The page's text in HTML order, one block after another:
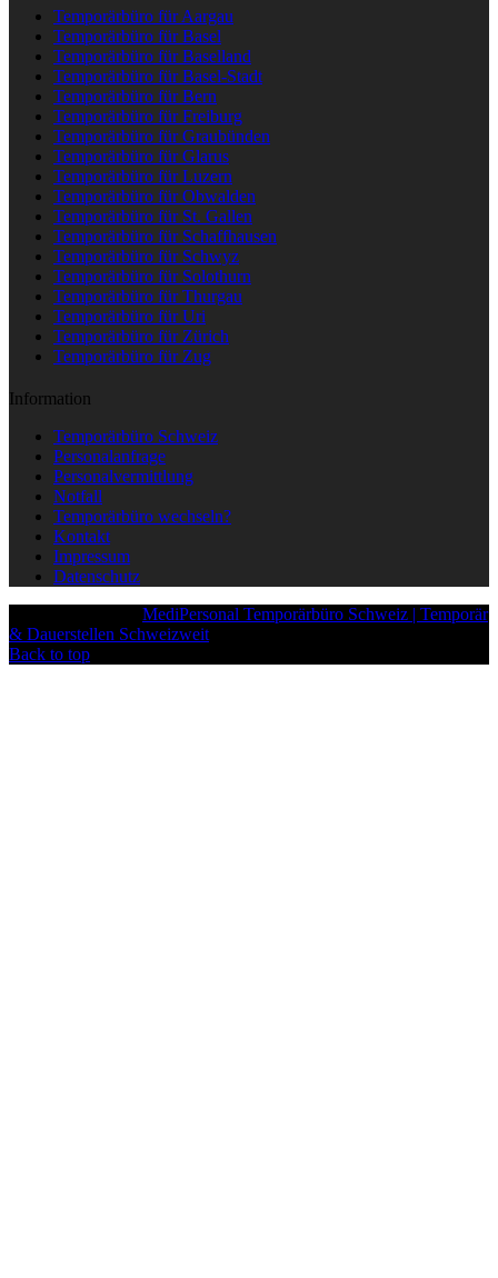
Temporärbüro für Aargau
Temporärbüro für Basel
Temporärbüro für Baselland
Temporärbüro für Basel-Stadt
Temporärbüro für Bern
Temporärbüro für Freiburg
Temporärbüro für Graubünden
Temporärbüro für Glarus
Temporärbüro für Luzern
Temporärbüro für Obwalden
Temporärbüro für St. Gallen
Temporärbüro für Schaffhausen
Temporärbüro für Schwyz
Temporärbüro für Solothurn
Temporärbüro für Thurgau
Temporärbüro für Uri
Temporärbüro für Zürich
Temporärbüro für Zug
Information
Temporärbüro Schweiz
Personalanfrage
Personalvermittlung
Notfall
Temporärbüro wechseln?
Kontakt
Impressum
Datenschutz
MediPersonal Temporärbüro Schweiz | Temporär
& Dauerstellen Schweizweit
Back to top